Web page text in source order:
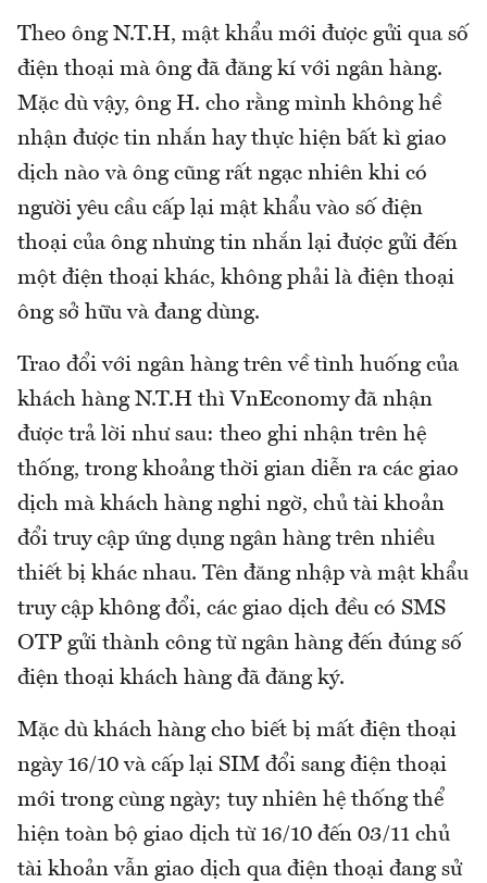
Theo ông N.T.H, mật khẩu mới được gửi qua số
điện thoại mà ông đã đăng kí với ngân hàng.
Mặc dù vậy, ông H. cho rằng mình không hề
nhận được tin nhắn hay thực hiện bất kì giao
dịch nào và ông cũng rất ngạc nhiên khi có
người yêu cầu cấp lại mật khẩu vào số điện
thoại của ông nhưng tin nhắn lại được gửi đến
một điện thoại khác, không phải là điện thoại
ông sở hữu và đang dùng.
Trao đổi với ngân hàng trên về tình huống của
khách hàng N.T.H thì VnEconomy đã nhận
được trả lời như sau: theo ghi nhận trên hệ
thống, trong khoảng thời gian diễn ra các giao
dịch mà khách hàng nghi ngờ, chủ tài khoản
đổi truy cập ứng dụng ngân hàng trên nhiều
thiết bị khác nhau. Tên đăng nhập và mật khẩu
truy cập không đổi, các giao dịch đều có SMS
OTP gửi thành công từ ngân hàng đến đúng số
điện thoại khách hàng đã đăng ký.
Mặc dù khách hàng cho biết bị mất điện thoại
ngày 16/10 và cấp lại SIM đổi sang điện thoại
mới trong cùng ngày; tuy nhiên hệ thống thể
hiện toàn bộ giao dịch từ 16/10 đến 03/11 chủ
tài khoản vẫn giao dịch qua điện thoại đang sử